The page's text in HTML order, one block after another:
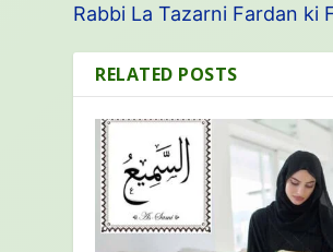
Rabbi La Tazarni Fardan ki
RELATED POSTS